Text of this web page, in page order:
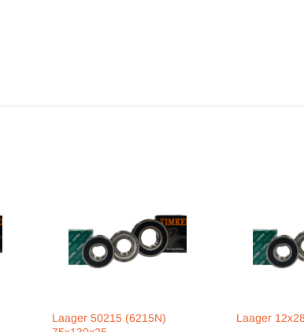
Laager 50215 (6215N)
Laager